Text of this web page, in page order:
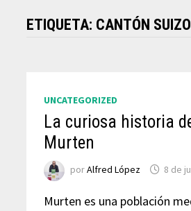
ETIQUETA: CANTÓN SUIZO
UNCATEGORIZED
La curiosa historia
Murten
porAlfred López 8 de
Murten es una población